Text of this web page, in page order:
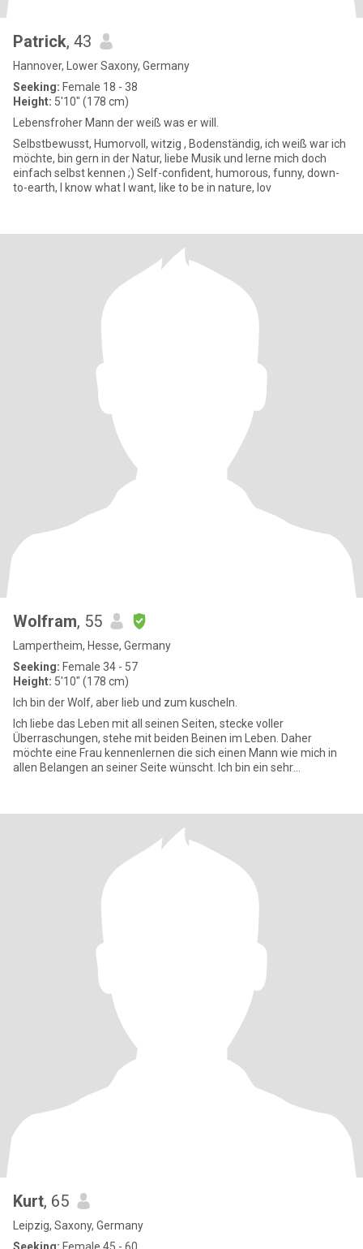
Patrick, 43
Hannover, Lower Saxony, Germany
Seeking: Female 18 - 38
Height: 5'10" (178 cm)
Lebensfroher Mann der weiß was er will.
Selbstbewusst, Humorvoll, witzig , Bodenständig, ich weiß war ich
möchte, bin gern in der Natur, liebe Musik und lerne mich doch
einfach selbst kennen ;) Self-confident, humorous, funny, down-
to-earth, I know what I want, like to be in nature, lov
Wolfram, 55
Lampertheim, Hesse, Germany
Seeking: Female 34 - 57
Height: 5'10" (178 cm)
Ich bin der Wolf, aber lieb und zum kuscheln.
Ich liebe das Leben mit all seinen Seiten, stecke voller
Überraschungen, stehe mit beiden Beinen im Leben. Daher
möchte eine Frau kennenlernen die sich einen Mann wie mich in
allen Belangen an seiner Seite wünscht. Ich bin ein sehr
Kurt, 65
Leipzig, Saxony, Germany